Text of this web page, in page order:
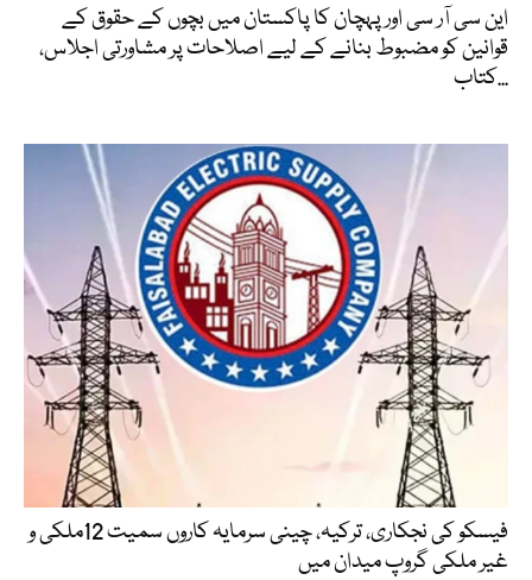
این سی آر سی اور پہچان کا پاکستان میں بچوں کے حقوق کے
قوانین کو مضبوط بنانے کے لیے اصلاحات پر مشاورتی اجلاس،
کتاب...
فیسکو کی نجکاری، ترکیہ، چینی سرمایہ کاروں سمیت 12ملکی و
غیر ملکی گروپ میدان میں